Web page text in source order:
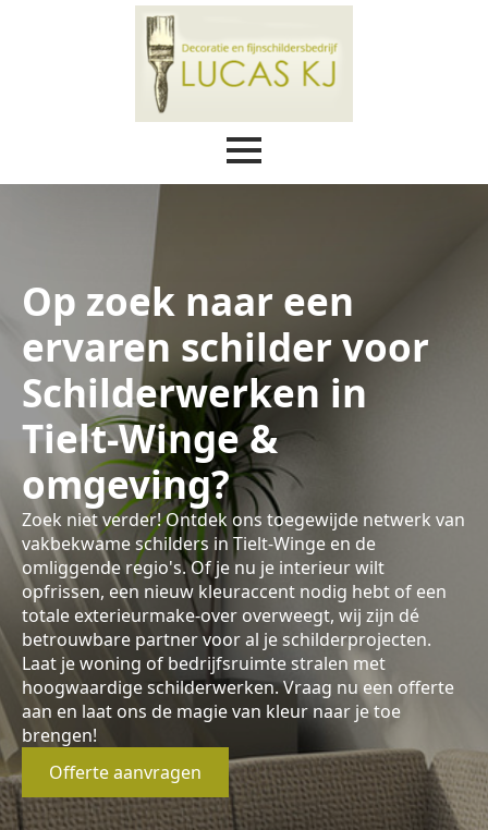
Op zoek naar een
ervaren schilder voor
Schilderwerken in
Tielt-Winge &
omgeving?
Zoek niet verder! Ontdek ons toegewijde netwerk van
vakbekwame schilders in Tielt-Winge en de
omliggende regio's. Of je nu je interieur wilt
opfrissen, een nieuw kleuraccent nodig hebt of een
totale exterieurmake-over overweegt, wij zijn dé
betrouwbare partner voor al je schilderprojecten.
Laat je woning of bedrijfsruimte stralen met
hoogwaardige schilderwerken. Vraag nu een offerte
aan en laat ons de magie van kleur naar je toe
brengen!
Offerte aanvragen